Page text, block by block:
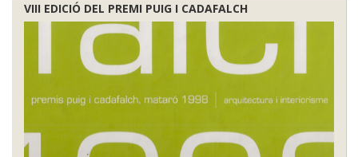
VIII EDICIÓ DEL PREMI PUIG I CADAFALCH